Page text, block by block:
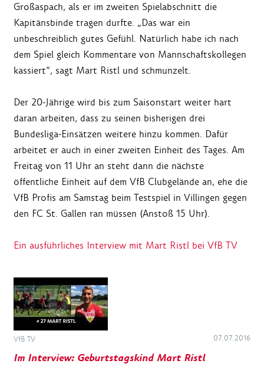
Großaspach, als er im zweiten Spielabschnitt die
Kapitänsbinde tragen durfte. „Das war ein
unbeschreiblich gutes Gefühl. Natürlich habe ich nach
dem Spiel gleich Kommentare von Mannschaftskollegen
kassiert“, sagt Mart Ristl und schmunzelt.
Der 20-Jährige wird bis zum Saisonstart weiter hart
daran arbeiten, dass zu seinen bisherigen drei
Bundesliga-Einsätzen weitere hinzu kommen. Dafür
arbeitet er auch in einer zweiten Einheit des Tages. Am
Freitag von 11 Uhr an steht dann die nächste
öffentliche Einheit auf dem VfB Clubgelände an, ehe die
VfB Profis am Samstag beim Testspiel in Villingen gegen
den FC St. Gallen ran müssen (Anstoß 15 Uhr).
Ein ausführliches Interview mit Mart Ristl bei VfB TV
VfB TV 07.07.2016
Im Interview: Geburtstagskind Mart Ristl